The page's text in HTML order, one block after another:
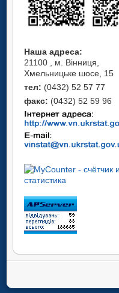
Наша адреса:
21100 , м. Вінниця,
Хмельницьке шосе, 15
тел: (0432) 52 57 77
факс: (0432) 52 59 96